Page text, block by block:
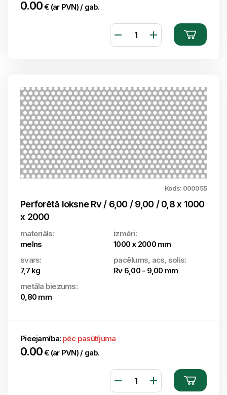
0.00€ (ar PVN) / gab.
Kods: 000055
Perforētā loksne Rv / 6,00 / 9,00 / 0,8 x 1000
x 2000
materiāls:
melns
izmēri:
1000 x 2000 mm
svars:
7,7 kg
pacēlums, acs, solis:
Rv 6,00 - 9,00 mm
metāla biezums:
0,80 mm
Pieejamība:pēc pasūtījuma
0.00€ (ar PVN) / gab.